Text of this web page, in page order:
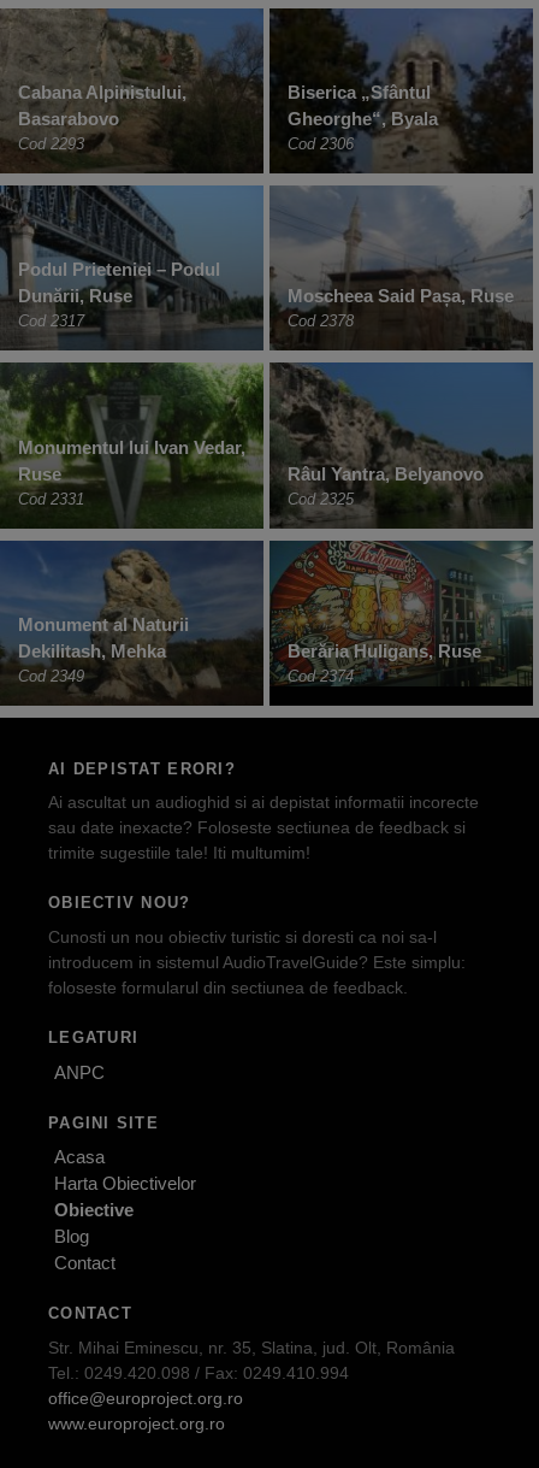
Cabana Alpinistului,
Basarabovo
Cod 2293
Biserica „Sfântul
Gheorghe“, Byala
Cod 2306
Podul Prieteniei – Podul
Dunării, Ruse
Cod 2317
Moscheea Said Pașa, Ruse
Cod 2378
Monumentul lui Ivan Vedar,
Ruse
Cod 2331
Râul Yantra, Belyanovo
Cod 2325
Monument al Naturii
Dekilitash, Mehka
Cod 2349
Berăria Huligans, Ruse
Cod 2374
AI DEPISTAT ERORI?
Ai ascultat un audioghid si ai depistat informatii incorecte
sau date inexacte? Foloseste sectiunea de feedback si
trimite sugestiile tale! Iti multumim!
OBIECTIV NOU?
Cunosti un nou obiectiv turistic si doresti ca noi sa-l
introducem in sistemul AudioTravelGuide? Este simplu:
foloseste formularul din sectiunea de feedback.
LEGATURI
ANPC
PAGINI SITE
Acasa
Harta Obiectivelor
Obiective
Blog
Contact
CONTACT
Str. Mihai Eminescu, nr. 35, Slatina, jud. Olt, România
Tel.: 0249.420.098 / Fax: 0249.410.994
office@europroject.org.ro
www.europroject.org.ro